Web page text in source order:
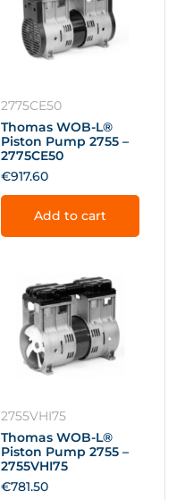
2775CE50
Thomas WOB-L®
Piston Pump 2755 –
2775CE50
€917.60
Add to cart
2755VHI75
Thomas WOB-L®
Piston Pump 2755 –
2755VHI75
€781.50